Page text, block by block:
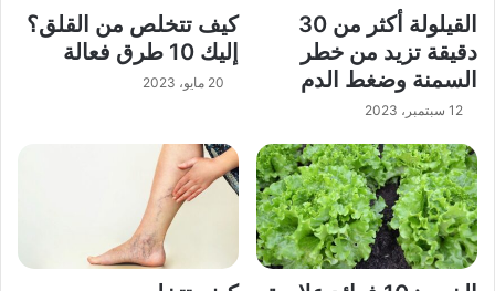
القيلولة أكثر من 30
دقيقة تزيد من خطر
السمنة وضغط الدم
12 سبتمبر، 2023
كيف تتخلص من القلق؟
إليك 10 طرق فعالة
20 مايو، 2023